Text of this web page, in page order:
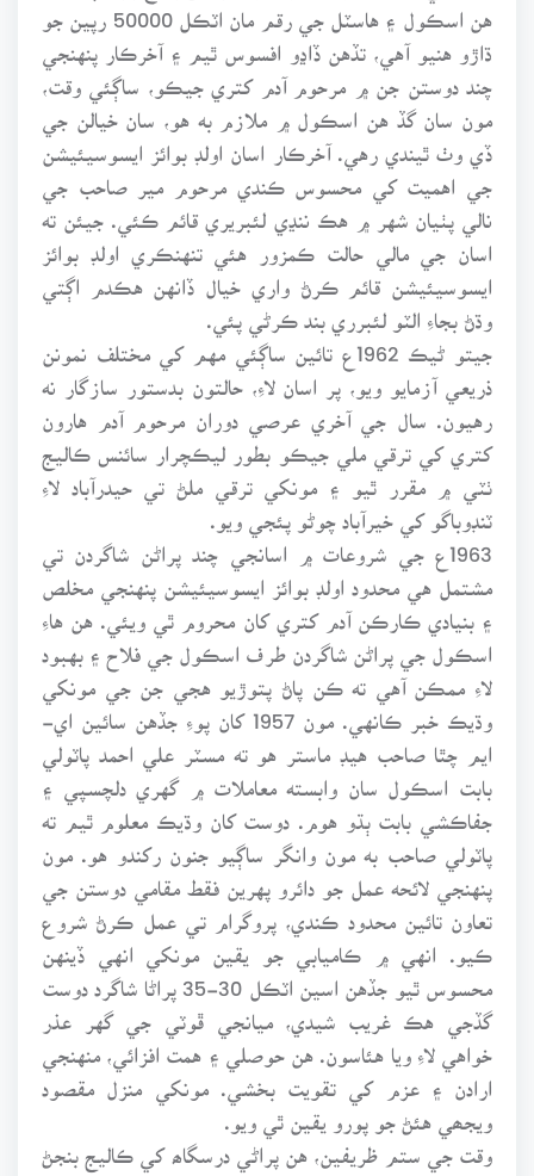
ڌاڙو هنيو آهي، تڏهن ڏاڍو افسوس ٿيم ۽ آخرڪار پنهنجي
چند دوستن جن ۾ مرحوم آدم کتري جيڪو، ساڳئي وقت،
مون سان گڏ هن اسڪول ۾ ملازم به هو، سان خيالن جي
ڏي وٺ ٿيندي رهي. آخرڪار اسان اولڊ بوائز ايسوسيئيشن
جي اهميت کي محسوس ڪندي مرحوم مير صاحب جي
نالي پٺيان شهر ۾ هڪ ننڍي لئبريري قائم ڪئي. جيئن ته
اسان جي مالي حالت ڪمزور هئي تنهنڪري اولڊ بوائز
ايسوسيئيشن قائم ڪرڻ واري خيال ڏانهن هڪدم اڳتي
وڌڻ بجاءِ الٽو لئبرري بند ڪرڻي پئي.
جيتو ڻيڪ 1962ع تائين ساڳئي مهم کي مختلف نمونن
ذريعي آزمايو ويو، پر اسان لاءِ، حالتون بدستور سازگار نه
رهيون. سال جي آخري عرصي دوران مرحوم آدم هارون
کتري کي ترقي ملي جيڪو بطور ليڪچرار سائنس ڪاليج
ٺٽي ۾ مقرر ٿيو ۽ مونکي ترقي ملڻ تي حيدرآباد لاءِ
ٽنڊوباگو کي خيرآباد چوڻو پئجي ويو.
1963ع جي شروعات ۾ اسانجي چند پراڻن شاگردن تي
مشتمل هي محدود اولڊ بوائز ايسوسيئيشن پنهنجي مخلص
۽ بنيادي ڪارڪن آدم کتري کان محروم ٿي ويئي. هن هاءِ
اسڪول جي پراڻن شاگردن طرف اسڪول جي فلاح ۽ بهبود
لاءِ ممڪن آهي ته ڪن پاڻ پتوڙيو هجي جن جي مونکي
وڌيڪ خبر ڪانهي. مون 1957 کان پوءِ جڏهن سائين اي-
ايم چٿا صاحب هيڊ ماستر هو ته مسٽر علي احمد پاٽولي
بابت اسڪول سان وابسته معاملات ۾ گهري دلچسپي ۽
جفاڪشي بابت ٻڌو هوم. دوست کان وڌيڪ معلوم ٿيم ته
پاٽولي صاحب به مون وانگر ساڳيو جنون رکندو هو. مون
پنهنجي لائحه عمل جو دائرو پهرين فقط مقامي دوستن جي
تعاون تائين محدود ڪندي، پروگرام تي عمل ڪرڻ شروع
ڪيو. انهي ۾ ڪاميابي جو يقين مونکي انهي ڏينهن
محسوس ٿيو جڏهن اسين اٽڪل 30-35 پراڻا شاگرد دوست
گڏجي هڪ غريب شيدي، ميانجي ڦوٽي جي گهر عذر
خواهي لاءِ ويا هئاسون. هن حوصلي ۽ همت افزائي، منهنجي
ارادن ۽ عزم کي تقويت بخشي. مونکي منزل مقصود
ويجھي هئڻ جو پورو يقين ٿي ويو.
وقت جي ستم ظريفين، هن پراڻي درسگاھ کي ڪاليج بنجڻ